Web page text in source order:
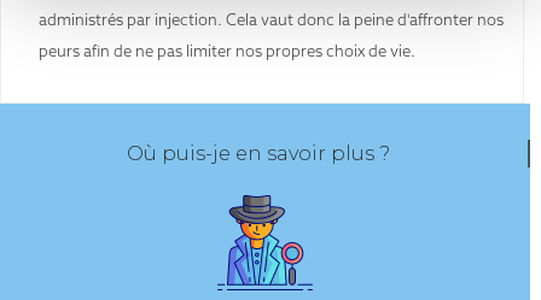
administrés par injection. Cela vaut donc la peine d'affronter nos
peurs afin de ne pas limiter nos propres choix de vie.
Où puis-je en savoir plus ?